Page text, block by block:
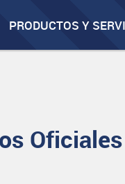
PRODUCTOS Y
Oficiales